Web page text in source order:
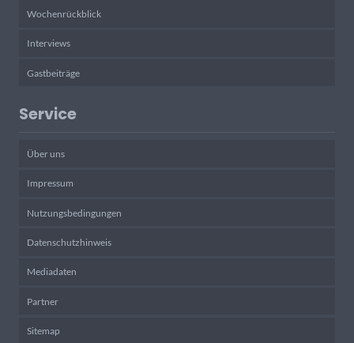
Wochenrückblick
Interviews
Gastbeiträge
Service
Über uns
Impressum
Nutzungsbedingungen
Datenschutzhinweis
Mediadaten
Partner
Sitemap